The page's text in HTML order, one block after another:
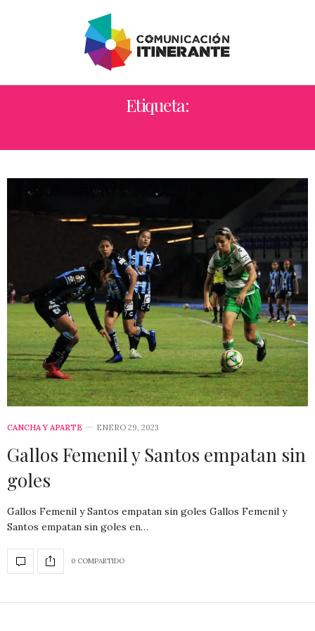
Etiqueta:
CANCHA Y APARTE ENERO 29, 2023
Gallos Femenil y Santos empatan sin
goles
Gallos Femenil y Santos empatan sin goles Gallos Femenil y
Santos empatan sin goles en…
0 COMPARTIDO